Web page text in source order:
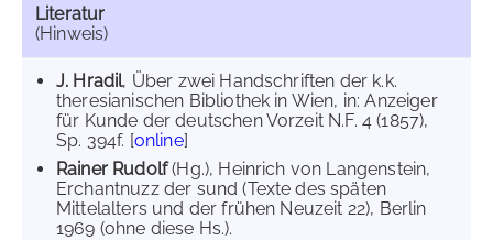
Literatur
(Hinweis)
J. Hradil, Über zwei Handschriften der k.k.
theresianischen Bibliothek in Wien, in: Anzeiger
für Kunde der deutschen Vorzeit N.F. 4 (1857),
Sp. 394f. [online]
Rainer Rudolf(Hg.), Heinrich von Langenstein,
Erchantnuzz der sund (Texte des späten
Mittelalters und der frühen Neuzeit 22), Berlin
1969 (ohne diese Hs.).